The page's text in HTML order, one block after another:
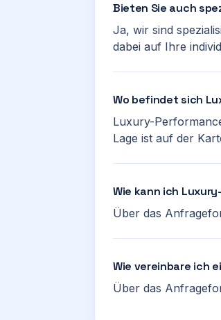
Bieten Sie auch
Ja, wir sind
dabei auf Ihre
Wo befindet sich
Luxury-
Lage ist auf der
Wie kann ich
Über das
Wie vereinbare ich
Über das